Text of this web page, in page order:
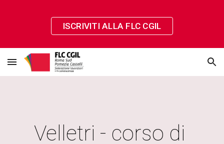
Skip to main content Skip to navigation
ISCRIVITI ALLA FLC CGIL
Velletri - corso di